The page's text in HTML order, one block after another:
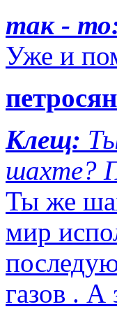
так -
Уже и
Клещ:
шахте?
Ты же
мир
газов . А